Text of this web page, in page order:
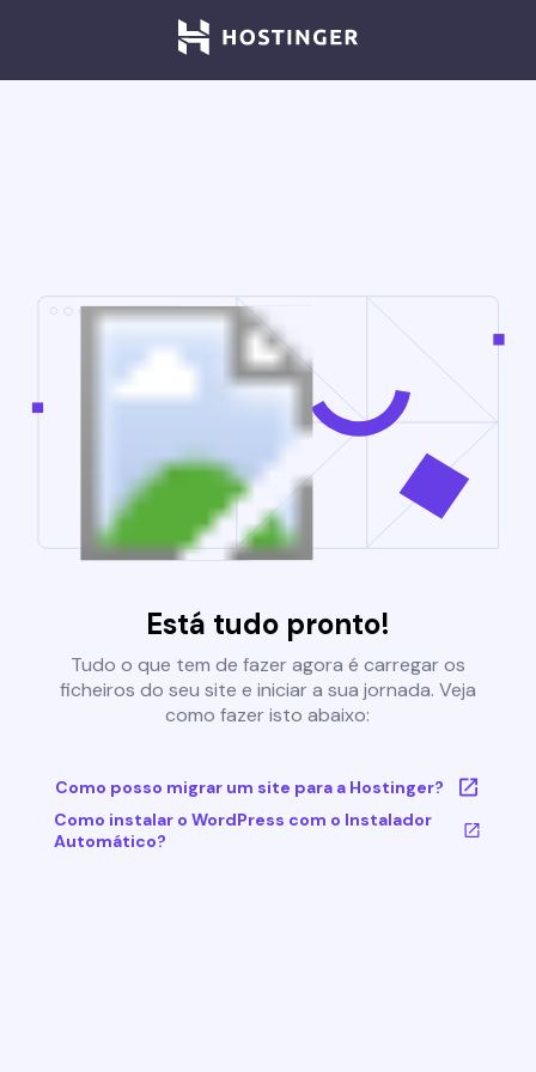
Está tudo pronto!
Tudo o que tem de fazer agora é carregar os
ficheiros do seu site e iniciar a sua jornada. Veja
como fazer isto abaixo:
Como posso migrar um site para a Hostinger?
Como instalar o WordPress com o Instalador
Automático?